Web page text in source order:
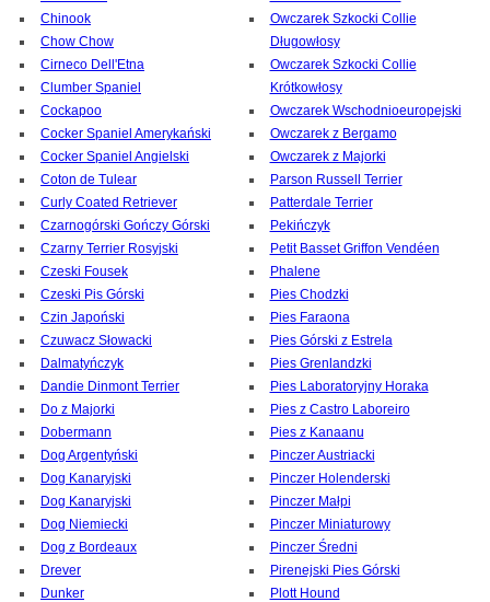
Chinook
Chow Chow
Cirneco Dell'Etna
Clumber Spaniel
Cockapoo
Cocker Spaniel Amerykański
Cocker Spaniel Angielski
Coton de Tulear
Curly Coated Retriever
Czarnogórski Gończy Górski
Czarny Terrier Rosyjski
Czeski Fousek
Czeski Pis Górski
Czin Japoński
Czuwacz Słowacki
Dalmatyńczyk
Dandie Dinmont Terrier
Do z Majorki
Dobermann
Dog Argentyński
Dog Kanaryjski
Dog Kanaryjski
Dog Niemiecki
Dog z Bordeaux
Drever
Dunker
Owczarek Szkocki Collie
Długowłosy
Owczarek Szkocki Collie
Krótkowłosy
Owczarek Wschodnioeuropejski
Owczarek z Bergamo
Owczarek z Majorki
Parson Russell Terrier
Patterdale Terrier
Pekińczyk
Petit Basset Griffon Vendéen
Phalene
Pies Chodzki
Pies Faraona
Pies Górski z Estrela
Pies Grenlandzki
Pies Laboratoryjny Horaka
Pies z Castro Laboreiro
Pies z Kanaanu
Pinczer Austriacki
Pinczer Holenderski
Pinczer Małpi
Pinczer Miniaturowy
Pinczer Średni
Pirenejski Pies Górski
Plott Hound